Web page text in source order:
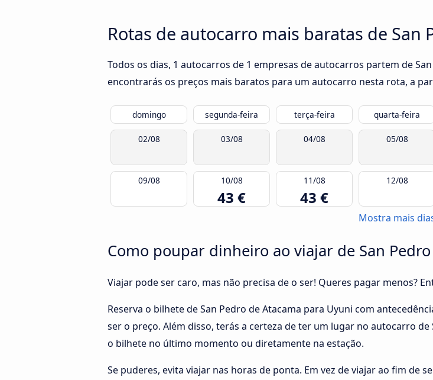
Rotas de autocarro mais baratas de San
Todos os dias, 1 autocarros de 1 empresas de autocarros partem de
encontrarás os preços mais baratos para um autocarro nesta rota, a
domingo segunda-feira terça-feira quarta-feira
02/08 03/08 04/08 05/08
09/08 10/08
43 €
11/08
43 €
12/08
Mostra mais
Como poupar dinheiro ao viajar de San
Viajar pode ser caro, mas não precisa de o ser! Queres pagar menos?
Reserva o bilhete de San Pedro de Atacama para Uyuni com
ser o preço. Além disso, terás a certeza de ter um lugar no autocarro
o bilhete no último momento ou diretamente na estação.
Se puderes, evita viajar nas horas de ponta. Em vez de viajar ao fim de